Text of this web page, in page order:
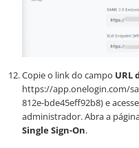
Copie o link do campo URL
https://app.onelogin.com/
812e-bde45eff92b8) e
administrador. Abra a
Single Sign-On.